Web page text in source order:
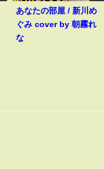
あなたの部屋 / 新川め
ぐみ cover by 朝霧れ
な